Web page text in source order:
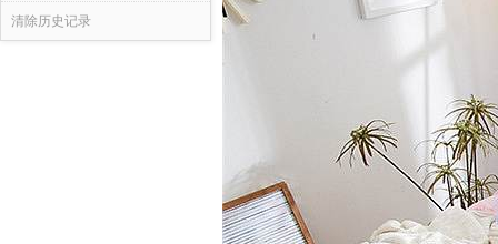
清除历史记录